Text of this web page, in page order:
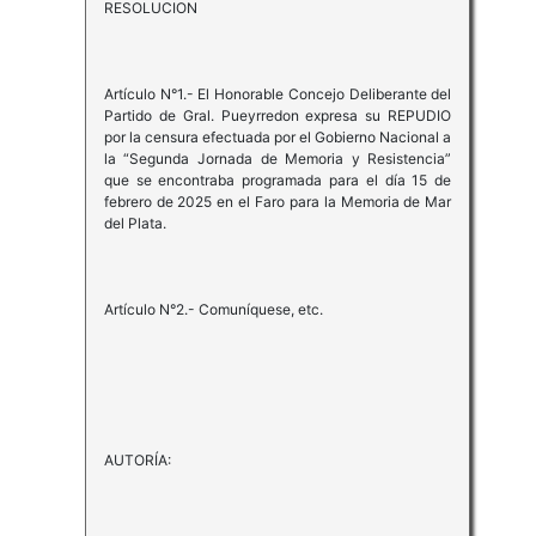
RESOLUCION
Artículo N°1.- El Honorable Concejo Deliberante del
Partido de Gral. Pueyrredon expresa su REPUDIO
por la censura efectuada por el Gobierno Nacional a
la “Segunda Jornada de Memoria y Resistencia”
que se encontraba programada para el día 15 de
febrero de 2025 en el Faro para la Memoria de Mar
del Plata.
Artículo N°2.- Comuníquese, etc.
AUTORÍA: